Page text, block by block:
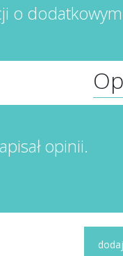
o
opinii.